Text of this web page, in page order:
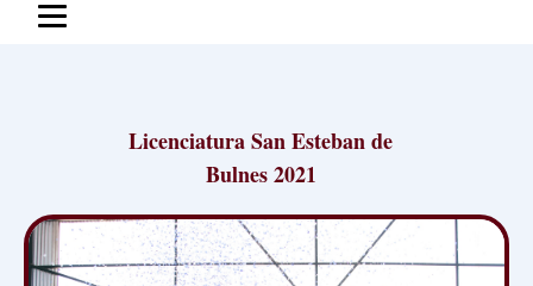
Licenciatura San Esteban de
Bulnes 2021